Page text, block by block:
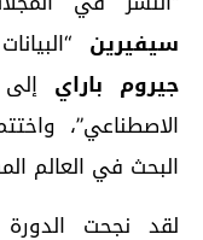
سيفيرين
جيروم باراي
الاصطناعي”،
البحث في العالم
لقد نجحت الدورة